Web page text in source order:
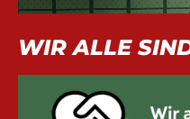
WIR ALLE